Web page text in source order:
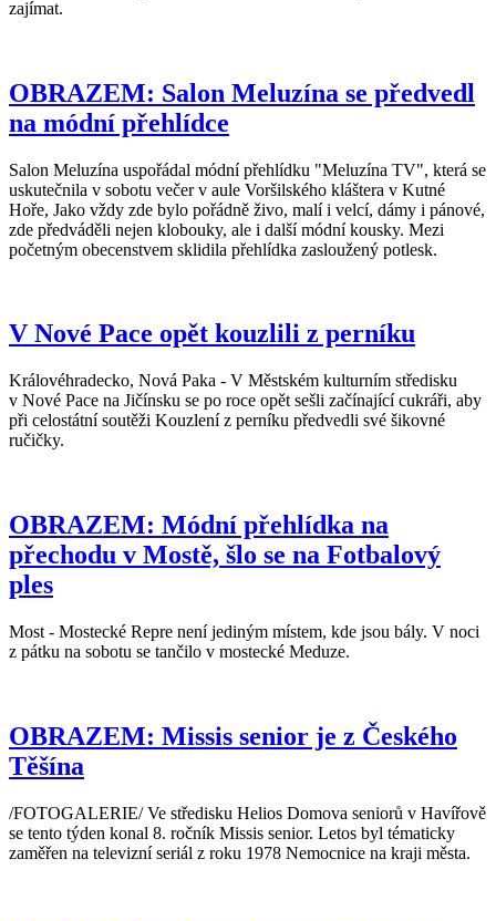
zajímat.
OBRAZEM: Salon Meluzína se předvedl
na módní přehlídce
Salon Meluzína uspořádal módní přehlídku "Meluzína TV", která se
uskutečnila v sobotu večer v aule Voršilského kláštera v Kutné
Hoře, Jako vždy zde bylo pořádně živo, malí i velcí, dámy i pánové,
zde předváděli nejen klobouky, ale i další módní kousky. Mezi
početným obecenstvem sklidila přehlídka zasloužený potlesk.
V Nové Pace opět kouzlili z perníku
Královéhradecko, Nová Paka - V Městském kulturním středisku
v Nové Pace na Jičínsku se po roce opět sešli začínající cukráři, aby
při celostátní soutěži Kouzlení z perníku předvedli své šikovné
ručičky.
OBRAZEM: Módní přehlídka na
přechodu v Mostě, šlo se na Fotbalový
ples
Most - Mostecké Repre není jediným místem, kde jsou bály. V noci
z pátku na sobotu se tančilo v mostecké Meduze.
OBRAZEM: Missis senior je z Českého
Těšína
/FOTOGALERIE/ Ve středisku Helios Domova seniorů v Havířově
se tento týden konal 8. ročník Missis senior. Letos byl tématicky
zaměřen na televizní seriál z roku 1978 Nemocnice na kraji města.